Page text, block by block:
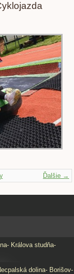
Ďalšie →
Králova studňa-
dolina- Borišov-